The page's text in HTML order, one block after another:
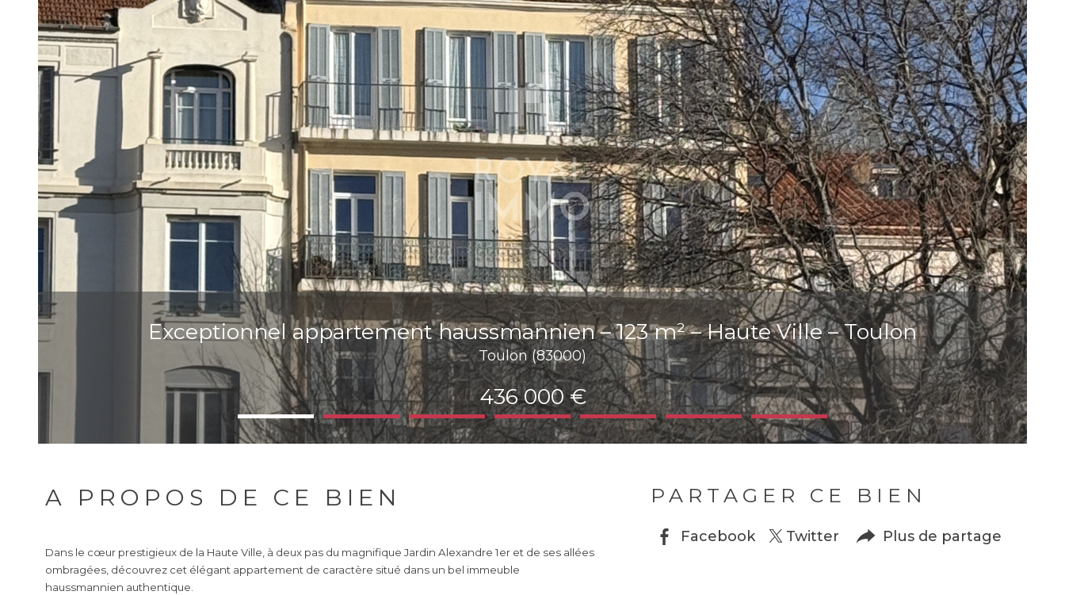
Exceptionnel appartement haussmannien – 123 m² – Haute Ville – Toulon
Toulon (83000)
436 000 €
A PROPOS DE CE BIEN
Dans le cœur prestigieux de la Haute Ville, à deux pas du magnifique Jardin Alexandre 1er et de ses allées
ombragées, découvrez cet élégant appartement de caractère situé dans un bel immeuble
haussmannien authentique.
PARTAGER CE BIEN
Facebook Twitter Plus de partage